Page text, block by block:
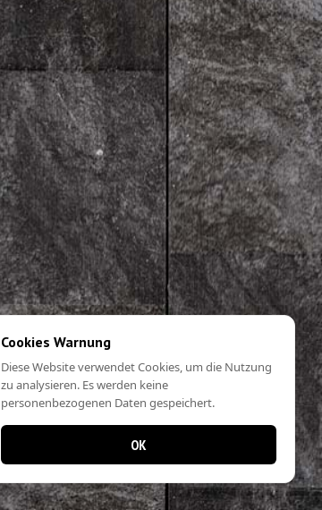
Cookies Warnung
Diese Website verwendet Cookies, um die Nutzung
zu analysieren. Es werden keine
personenbezogenen Daten gespeichert.
OK